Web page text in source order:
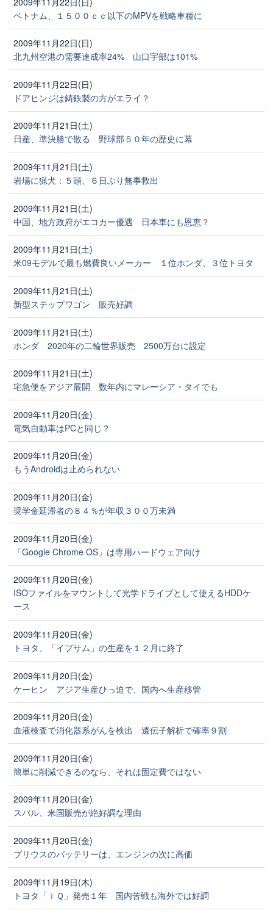
ベトナム、１５００ｃｃ以下のMPVを戦略車種に
2009年11月22日(日)
北九州空港の需要達成率24% 山口宇部は101%
2009年11月22日(日)
ドアヒンジは鋳鉄製の方がエライ？
2009年11月21日(土)
日産、準決勝で散る 野球部５０年の歴史に幕
2009年11月21日(土)
岩場に猟犬：５頭、６日ぶり無事救出
2009年11月21日(土)
中国、地方政府がエコカー優遇 日本車にも恩恵？
2009年11月21日(土)
米09モデルで最も燃費良いメーカー １位ホンダ、３位トヨタ
2009年11月21日(土)
新型ステップワゴン 販売好調
2009年11月21日(土)
ホンダ 2020年の二輪世界販売 2500万台に設定
2009年11月21日(土)
宅急便をアジア展開 数年内にマレーシア・タイでも
2009年11月20日(金)
電気自動車はPCと同じ？
2009年11月20日(金)
もうAndroidは止められない
2009年11月20日(金)
奨学金延滞者の８４％が年収３００万未満
2009年11月20日(金)
「Google Chrome OS」は専用ハードウェア向け
2009年11月20日(金)
ISOファイルをマウントして光学ドライブとして使えるHDDケ
ース
2009年11月20日(金)
トヨタ、「イプサム」の生産を１２月に終了
2009年11月20日(金)
ケーヒン アジア生産ひっ迫で、国内へ生産移管
2009年11月20日(金)
血液検査で消化器系がんを検出 遺伝子解析で確率９割
2009年11月20日(金)
簡単に削減できるのなら、それは固定費ではない
2009年11月20日(金)
スバル、米国販売が絶好調な理由
2009年11月20日(金)
プリウスのバッテリーは、エンジンの次に高価
2009年11月19日(木)
トヨタ「ｉＱ」発売１年 国内苦戦も海外では好調